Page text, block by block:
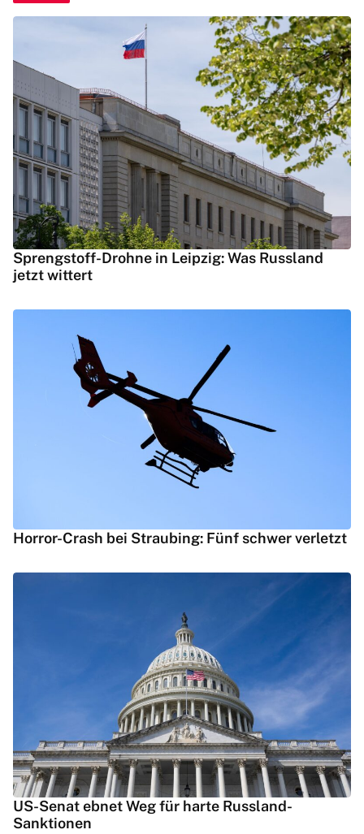
Sprengstoff-Drohne in Leipzig: Was Russland
jetzt wittert
Horror-Crash bei Straubing: Fünf schwer verletzt
US-Senat ebnet Weg für harte Russland-
Sanktionen